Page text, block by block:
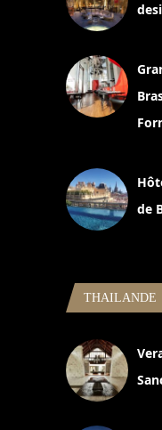
de
THAILANDE